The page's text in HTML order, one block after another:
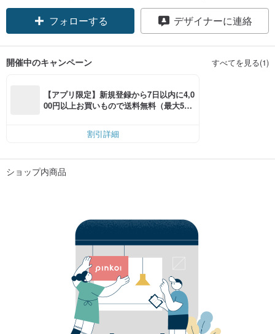
フォローする デザイナーに連絡
開催中のキャンペーン すべてを見る(1)
【アプリ限定】新規登録から7日以内に4,0
00円以上お買いもので送料無料（最大500
割引詳細
ショップ内商品